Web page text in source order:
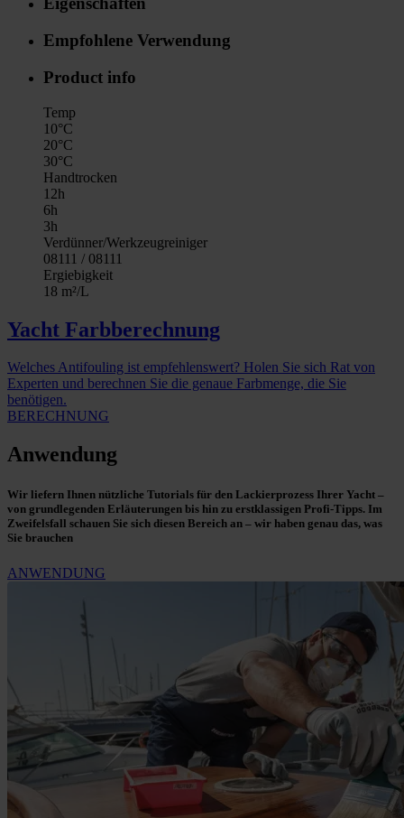
Empfohlene Verwendung
Product info
Temp
10°C
20°C
30°C
Handtrocken
12h
6h
3h
Verdünner/Werkzeugreiniger
08111 / 08111
Ergiebigkeit
18 m²/L
Yacht Farbberechnung
Welches Antifouling ist empfehlenswert? Holen Sie sich Rat von
Experten und berechnen Sie die genaue Farbmenge, die Sie
benötigen.
BERECHNUNG
Anwendung
Wir liefern Ihnen nützliche Tutorials für den Lackierprozess Ihrer Yacht –
von grundlegenden Erläuterungen bis hin zu erstklassigen Profi-Tipps. Im
Zweifelsfall schauen Sie sich diesen Bereich an – wir haben genau das, was
Sie brauchen
ANWENDUNG